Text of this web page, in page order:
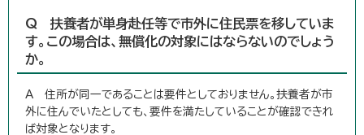
Q 扶養者が単身赴任等で市外に住民票を移していま
す。この場合は、無償化の対象にはならないのでしょう
か。
A 住所が同一であることは要件としておりません。扶養者が市
外に住んでいたとしても、要件を満たしていることが確認できれ
ば対象となります。